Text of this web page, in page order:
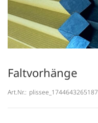
Faltvorhänge
Art.Nr.: plissee_1744643265187